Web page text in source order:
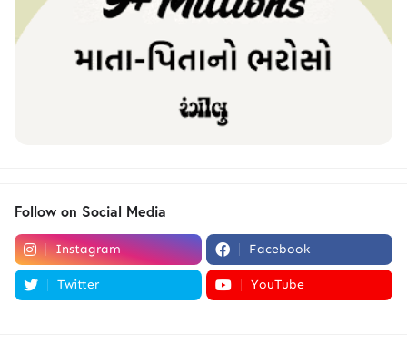
Follow on Social Media
Instagram Facebook
Twitter YouTube